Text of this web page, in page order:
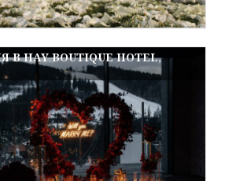
HAY BOUTIQUE HOTEL,